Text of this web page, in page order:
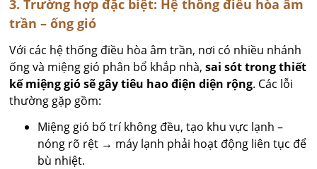
3. Trường hợp đặc biệt: Hệ thống điều hòa âm
trần – ống gió
Với các hệ thống điều hòa âm trần, nơi có nhiều nhánh
ống và miệng gió phân bổ khắp nhà,sai sót trong thiết
kế miệng gió sẽ gây tiêu hao điện diện rộng. Các lỗi
thường gặp gồm:
Miệng gió bố trí không đều, tạo khu vực lạnh –
nóng rõ rệt → máy lạnh phải hoạt động liên tục để
bù nhiệt.